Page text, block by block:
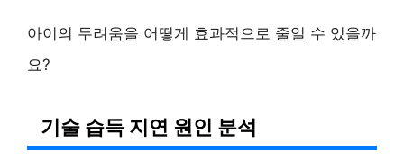
아이의 두려움을 어떻게 효과적으로 줄일 수 있을까
요?
기술 습득 지연 원인 분석